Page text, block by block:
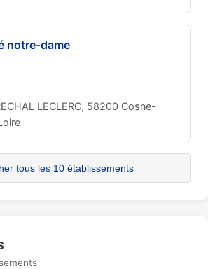
notre-dame
LECLERC, 58200 Cosne-
tous les 10 établissements